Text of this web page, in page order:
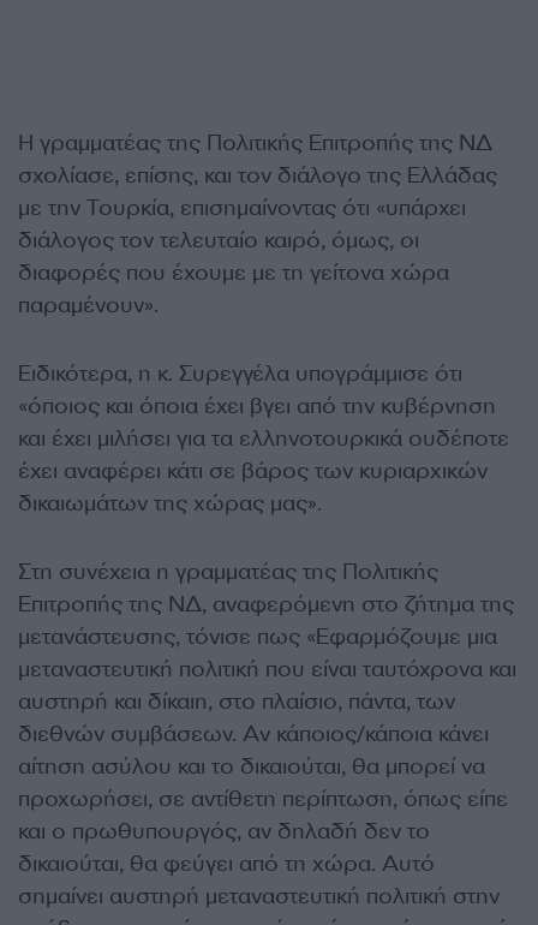
Η γραμματέας της Πολιτικής Επιτροπής της ΝΔ
σχολίασε, επίσης, και τον διάλογο της Ελλάδας
με την Τουρκία, επισημαίνοντας ότι «υπάρχει
διάλογος τον τελευταίο καιρό, όμως, οι
διαφορές που έχουμε με τη γείτονα χώρα
παραμένουν».
Ειδικότερα, η κ. Συρεγγέλα υπογράμμισε ότι
«όποιος και όποια έχει βγει από την κυβέρνηση
και έχει μιλήσει για τα ελληνοτουρκικά ουδέποτε
έχει αναφέρει κάτι σε βάρος των κυριαρχικών
δικαιωμάτων της χώρας μας».
Στη συνέχεια η γραμματέας της Πολιτικής
Επιτροπής της ΝΔ, αναφερόμενη στο ζήτημα της
μετανάστευσης, τόνισε πως «Εφαρμόζουμε μια
μεταναστευτική πολιτική που είναι ταυτόχρονα και
αυστηρή και δίκαιη, στο πλαίσιο, πάντα, των
διεθνών συμβάσεων. Αν κάποιος/κάποια κάνει
αίτηση ασύλου και το δικαιούται, θα μπορεί να
προχωρήσει, σε αντίθετη περίπτωση, όπως είπε
και ο πρωθυπουργός, αν δηλαδή δεν το
δικαιούται, θα φεύγει από τη χώρα. Αυτό
σημαίνει αυστηρή μεταναστευτική πολιτική στην